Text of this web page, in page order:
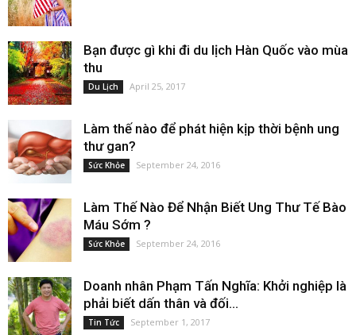
Bạn được gì khi đi du lịch Hàn Quốc vào mùa
thu
Du Lịch April 25, 2017
Làm thế nào để phát hiện kịp thời bệnh ung
thư gan?
Sức Khỏe September 24, 2016
Làm Thế Nào Để Nhận Biết Ung Thư Tế Bào
Máu Sớm ?
Sức Khỏe September 24, 2016
Doanh nhân Phạm Tấn Nghĩa: Khởi nghiệp là
phải biết dấn thân và đối...
Tin Tức September 1, 2017